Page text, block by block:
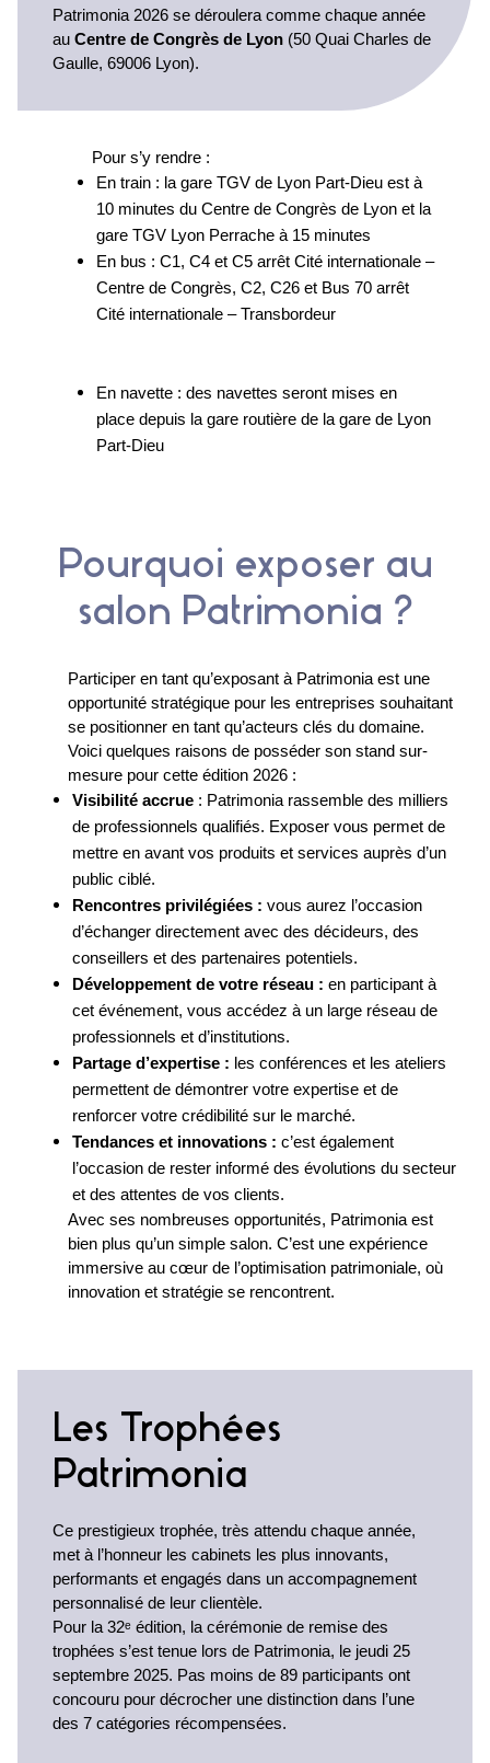
Patrimonia 2026 se déroulera comme chaque année
au Centre de Congrès de Lyon (50 Quai Charles de
Gaulle, 69006 Lyon).
Pour s’y rendre :
En train : la gare TGV de Lyon Part-Dieu est à
10 minutes du Centre de Congrès de Lyon et la
gare TGV Lyon Perrache à 15 minutes
En bus : C1, C4 et C5 arrêt Cité internationale –
Centre de Congrès, C2, C26 et Bus 70 arrêt
Cité internationale – Transbordeur
En navette : des navettes seront mises en
place depuis la gare routière de la gare de Lyon
Part-Dieu
Pourquoi exposer au
salon Patrimonia ?
Participer en tant qu’exposant à Patrimonia est une
opportunité stratégique pour les entreprises souhaitant
se positionner en tant qu’acteurs clés du domaine.
Voici quelques raisons de posséder son stand sur-
mesure pour cette édition 2026 :
Visibilité accrue : Patrimonia rassemble des milliers
de professionnels qualifiés. Exposer vous permet de
mettre en avant vos produits et services auprès d’un
public ciblé.
Rencontres privilégiées : vous aurez l’occasion
d’échanger directement avec des décideurs, des
conseillers et des partenaires potentiels.
Développement de votre réseau : en participant à
cet événement, vous accédez à un large réseau de
professionnels et d’institutions.
Partage d’expertise : les conférences et les ateliers
permettent de démontrer votre expertise et de
renforcer votre crédibilité sur le marché.
Tendances et innovations : c’est également
l’occasion de rester informé des évolutions du secteur
et des attentes de vos clients.
Avec ses nombreuses opportunités, Patrimonia est
bien plus qu’un simple salon. C’est une expérience
immersive au cœur de l’optimisation patrimoniale, où
innovation et stratégie se rencontrent.
Les Trophées
Patrimonia
Ce prestigieux trophée, très attendu chaque année,
met à l’honneur les cabinets les plus innovants,
performants et engagés dans un accompagnement
personnalisé de leur clientèle.
Pour la 32ᵉ édition, la cérémonie de remise des
trophées s’est tenue lors de Patrimonia, le jeudi 25
septembre 2025. Pas moins de 89 participants ont
concouru pour décrocher une distinction dans l’une
des 7 catégories récompensées.